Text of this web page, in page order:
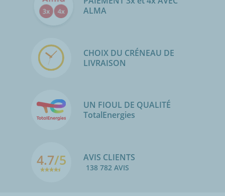
ALMA
CHOIX DU CRÉNEAU DE
LIVRAISON
UN FIOUL DE QUALITÉ
TotalEnergies
4.7/5 AVIS CLIENTS
138 782 AVIS